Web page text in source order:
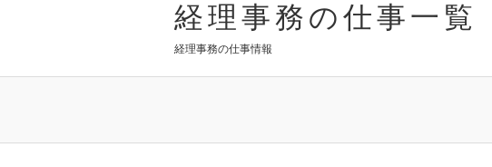
経理事務の仕事一覧
経理事務の仕事情報